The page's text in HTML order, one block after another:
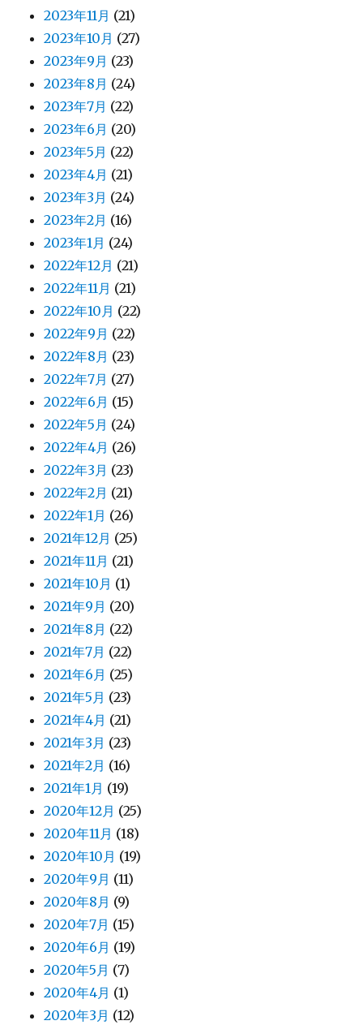
2023年11月 (21)
2023年10月 (27)
2023年9月 (23)
2023年8月 (24)
2023年7月 (22)
2023年6月 (20)
2023年5月 (22)
2023年4月 (21)
2023年3月 (24)
2023年2月 (16)
2023年1月 (24)
2022年12月 (21)
2022年11月 (21)
2022年10月 (22)
2022年9月 (22)
2022年8月 (23)
2022年7月 (27)
2022年6月 (15)
2022年5月 (24)
2022年4月 (26)
2022年3月 (23)
2022年2月 (21)
2022年1月 (26)
2021年12月 (25)
2021年11月 (21)
2021年10月 (1)
2021年9月 (20)
2021年8月 (22)
2021年7月 (22)
2021年6月 (25)
2021年5月 (23)
2021年4月 (21)
2021年3月 (23)
2021年2月 (16)
2021年1月 (19)
2020年12月 (25)
2020年11月 (18)
2020年10月 (19)
2020年9月 (11)
2020年8月 (9)
2020年7月 (15)
2020年6月 (19)
2020年5月 (7)
2020年4月 (1)
2020年3月 (12)